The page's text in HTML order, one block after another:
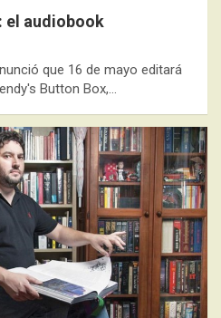
el audiobook
que 16 de mayo editará
Button Box,…